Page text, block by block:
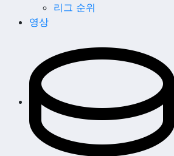
리그 순위
영상